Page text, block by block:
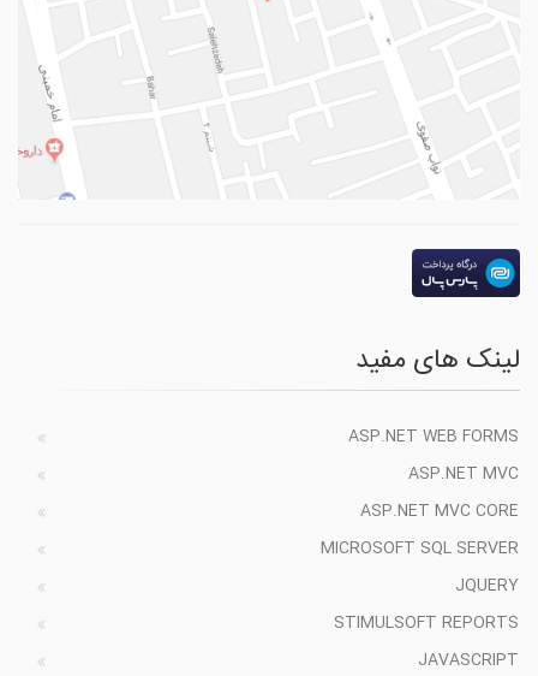
لینک های مفید
ASP.NET WEB FORMS
ASP.NET MVC
ASP.NET MVC CORE
MICROSOFT SQL SERVER
JQUERY
STIMULSOFT REPORTS
JAVASCRIPT